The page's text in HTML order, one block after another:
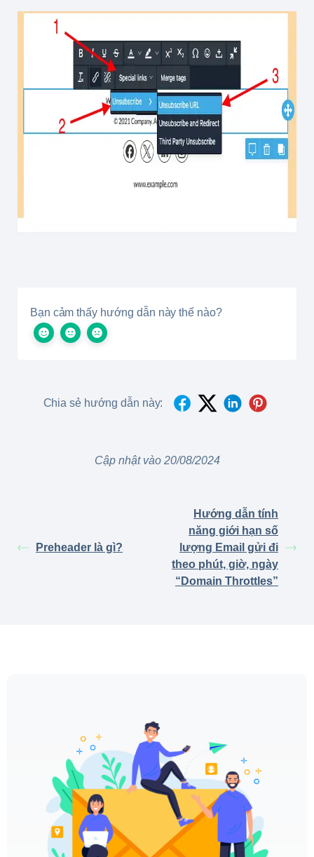
Bạn cảm thấy hướng dẫn này thế nào?
Chia sẻ hướng dẫn này:
Cập nhật vào 20/08/2024
Preheader là gì?
Hướng dẫn tính
năng giới hạn số
lượng Email gửi đi
theo phút, giờ, ngày
“Domain Throttles”